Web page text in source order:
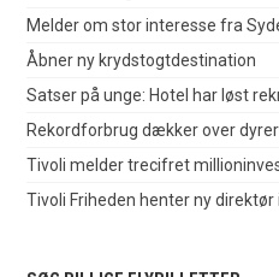
Melder om stor interesse fra
Åbner ny krydstogtdestination
Satser på unge: Hotel har løst
Rekordforbrug dækker over
Tivoli melder trecifret
Tivoli Friheden henter ny direktør